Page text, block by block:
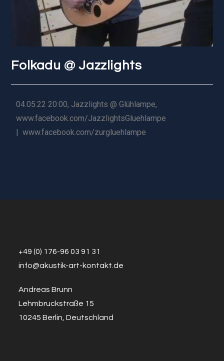
Folkadu @ Jazzlights
04.05.22 20:00, Jazzlights @ Glühlampe,
www.facebook.com/JazzlightsGluehlampe
| www.facebook.com/zurgluehlampe
+49 (0) 176-96 03 91 31
info@akustik-art-kontakt.de
Andreas Brunn
Lehmbruckstraße 15
10245 Berlin, Deutschland